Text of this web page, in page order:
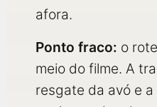
afora.
Ponto fraco: o
meio do filme. A
resgate da avó e